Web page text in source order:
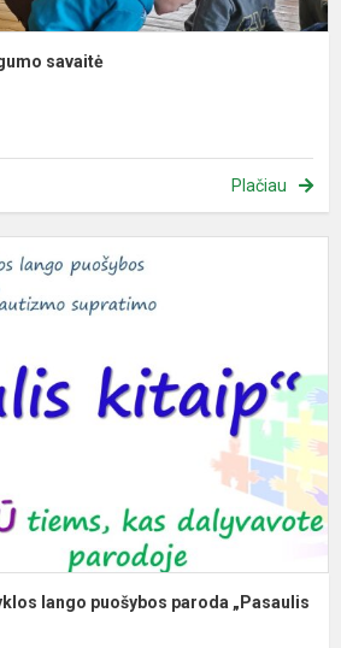
savaitė
Plačiau
lango puošybos paroda „Pasaulis